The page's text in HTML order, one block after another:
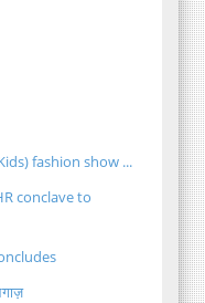
fashion show ...
conclave to